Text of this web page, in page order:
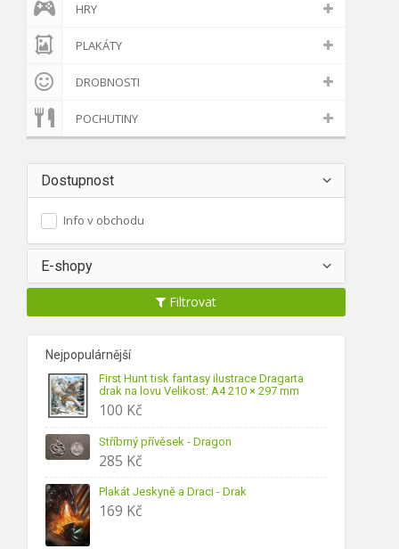
HRY
PLAKÁTY
DROBNOSTI
POCHUTINY
Dostupnost
Info v obchodu
E-shopy
Filtrovat
Nejpopulárnější
First Hunt tisk fantasy ilustrace Dragarta
drak na lovu Velikost: A4 210 × 297 mm
100 Kč
Stříbrný přívěsek - Dragon
285 Kč
Plakát Jeskyně a Draci - Drak
169 Kč